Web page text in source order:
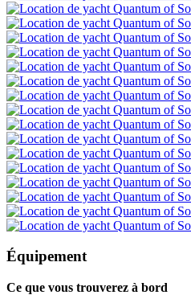
Équipement
Ce que vous trouverez à bord